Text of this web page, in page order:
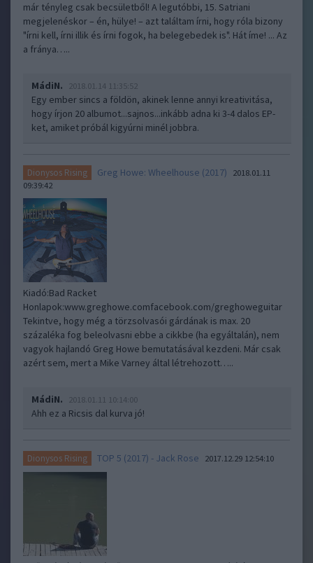
már tényleg csak becsületből! A legutóbbi, 15. Satriani
megjelenéskor – én, hülye! – azt találtam írni, hogy róla bizony
"írni kell, írni illik és írni fogok, ha belegebedek is". Hát íme! ... Az
a fránya…..
MádiN. 2018.01.14 11:35:52
Egy ember sincs a földön, akinek lenne annyi kreativitása,
hogy írjon 20 albumot...sajnos...inkább adna ki 3-4 dalos EP-
ket, amiket próbál kigyúrni minél jobbra.
Dionysos Rising Greg Howe: Wheelhouse (2017)
2018.01.11
09:39:42
Kiadó:Bad Racket
Honlapok:www.greghowe.comfacebook.com/greghoweguitar
Tekintve, hogy még a törzsolvasói gárdának is max. 20
százaléka fog beleolvasni ebbe a cikkbe (ha egyáltalán), nem
vagyok hajlandó Greg Howe bemutatásával kezdeni. Már csak
azért sem, mert a Mike Varney által létrehozott…..
MádiN. 2018.01.11 10:14:00
Ahh ez a Ricsis dal kurva jó!
Dionysos Rising TOP 5 (2017) - Jack Rose 2017.12.29 12:54:10